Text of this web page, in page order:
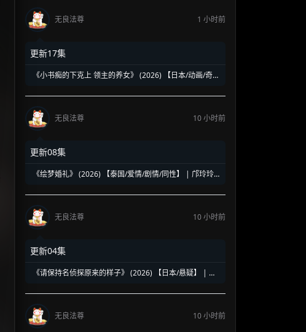
无良法尊 1 小时前
更新17集
《小书痴的下克上 领主的养女》 (2026) 【日本/动画/奇
异世界种田流巅峰动画第四季
无良法尊
10 小时前
更新08集
《绘梦婚礼》 (2026) 【泰国/爱情/剧情/同性】 | 邝玲玲
无良法尊 10 小时前
更新04集
《请保持名侦探原来的样子》 (2026) 【日本/悬疑】 | 幻
无良法尊 10 小时前